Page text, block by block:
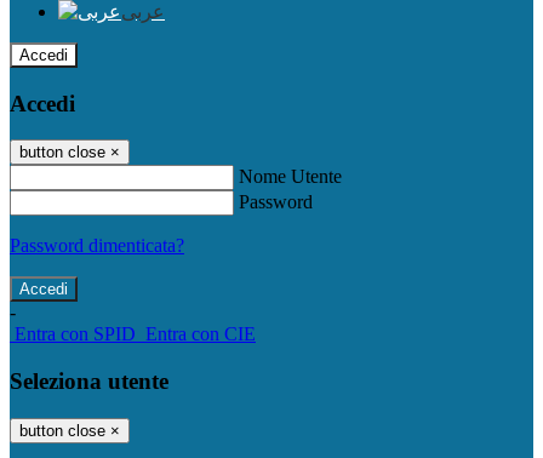
عربى
Accedi
Accedi
button close ×
Nome Utente
Password
Password dimenticata?
-
Entra con SPID Entra con CIE
Seleziona utente
button close ×